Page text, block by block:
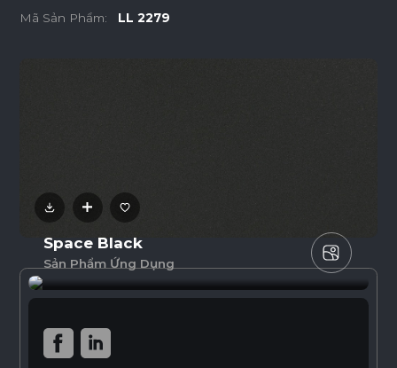
Mã Sản Phẩm: LL 2279
Space Black
Sản Phẩm Ứng Dụng